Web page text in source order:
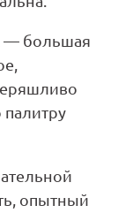
— большая
опытный